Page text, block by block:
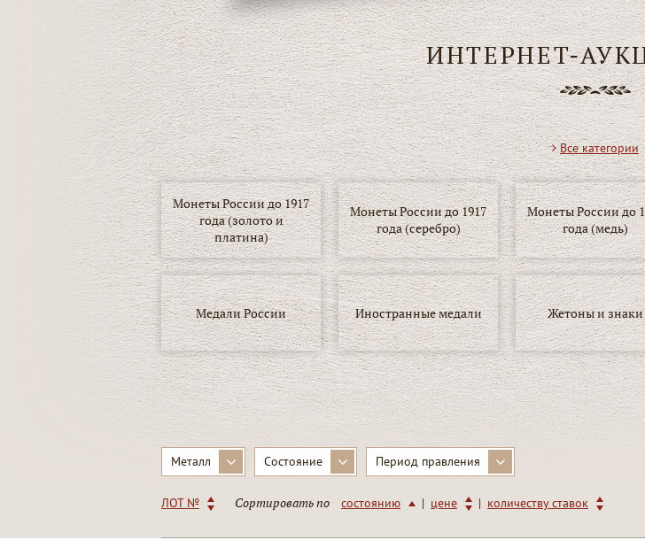
ИНТЕРНЕТ-
Все категории
Монеты России до 1917
года (золото и
платина)
Монеты России до 1917
года (серебро)
Монеты России до
года (медь)
Медали России Иностранные медали Жетоны и знаки
Металл Состояние Период правления
ЛОТ № Сортировать по состоянию | цене | количеству ставок